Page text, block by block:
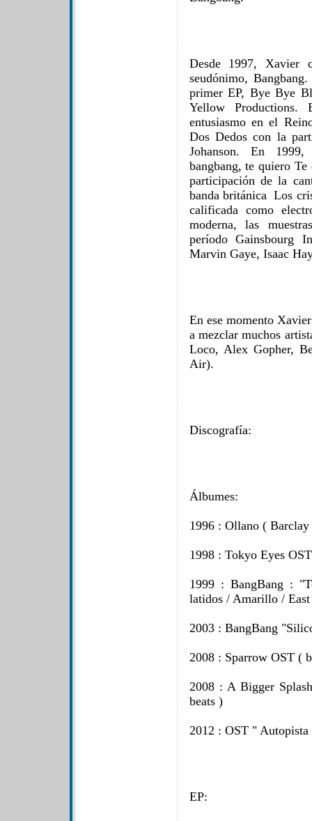
Desde 1997, Xavier
seudónimo,
primer EP, Bye Bye
Yellow
entusiasmo en el
Dos Dedos con la
Johanson. En
bangbang, te quiero
participación de la
banda británica Los
calificada como
moderna, las
período Gainsbourg
Marvin Gaye, Isaac
En ese momento
a mezclar muchos
Loco, Alex Gopher,
Air).
Discografía:
Álbumes:
1996 : Ollano ( Barclay
1998 : Tokyo Eyes
1999 : BangBang :
latidos / Amarillo / East
2003 : BangBang
2008 : Sparrow OST (
2008 : A Bigger
beats )
2012 : OST " Autopista
EP: